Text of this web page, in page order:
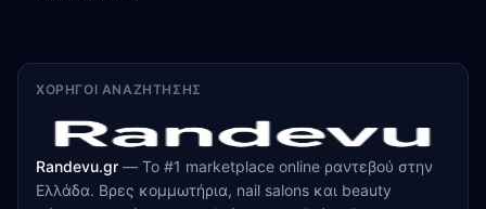
ΧΟΡΗΓΟΊ ΑΝΑΖΉΤΗΣΗΣ
Randevu.gr — Το #1 marketplace online ραντεβού στην
Ελλάδα. Βρες κομμωτήρια, nail salons και beauty